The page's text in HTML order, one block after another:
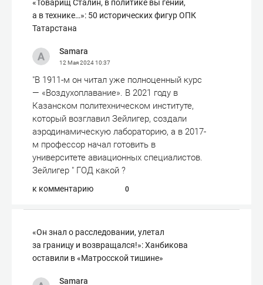
«Товарищ Сталин, в политике вы гений,
а в технике…»: 50 исторических фигур ОПК
Татарстана
Samara
12 Мая 202410:37
"В 1911-м он читал уже полноценный курс
— «Воздухоплавание». В 2021 году в
Казанском политехническом институте,
который возглавил Зейлигер, создали
аэродинамическую лабораторию, а в 2017-
м профессор начал готовить в
университете авиационных специалистов.
Зейлигер " ГОД какой ?
к комментарию 0
«Он знал о расследовании, улетал
за границу и возвращался!»: Ханбикова
оставили в «Матросской тишине»
Samara